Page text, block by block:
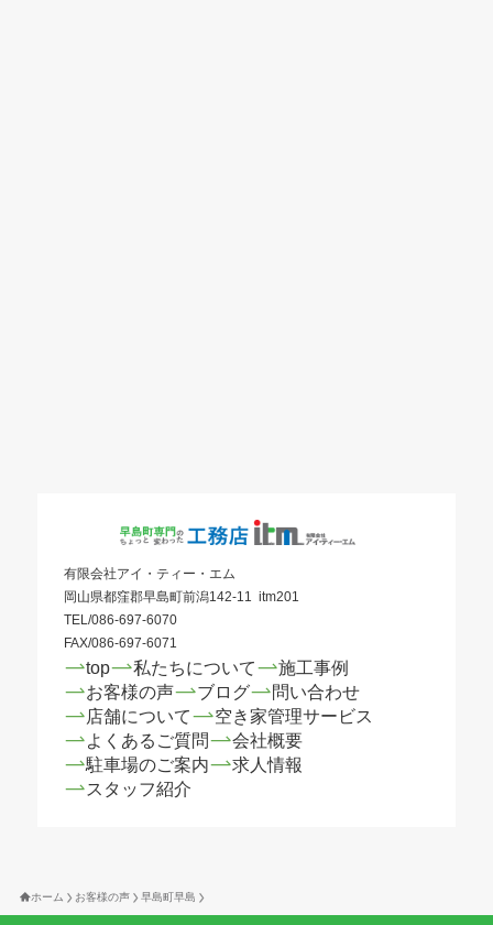
有限会社アイ・ティー・エム
岡山県都窪郡早島町前潟142-11 itm201
TEL/086-697-6070
FAX/086-697-6071
top 私たちについて
施工事例
お客様の声
ブログ
問い合わせ
店舗について
空き家管理サービス
よくあるご質問
会社概要
駐車場のご案内
求人情報
スタッフ紹介
ホーム お客様の声 早島町早島